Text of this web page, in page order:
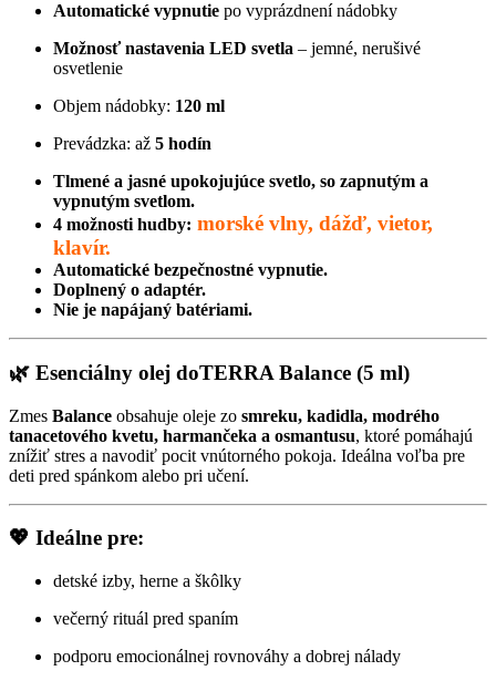
Automatické vypnutie po vyprázdnení nádobky
Možnosť nastavenia LED svetla – jemné, nerušivé
osvetlenie
Objem nádobky: 120 ml
Prevádzka: až 5 hodín
Tlmené a jasné upokojujúce svetlo, so zapnutým a
vypnutým svetlom.
4 možnosti hudby: morské vlny, dážď, vietor,
klavír.
Automatické bezpečnostné vypnutie.
Doplnený o adaptér.
Nie je napájaný batériami.
🌿 Esenciálny olej doTERRA Balance (5 ml)
Zmes Balance obsahuje oleje zo smreku, kadidla, modrého
tanacetového kvetu, harmančeka a osmantusu, ktoré pomáhajú
znížiť stres a navodiť pocit vnútorného pokoja. Ideálna voľba pre
deti pred spánkom alebo pri učení.
💖 Ideálne pre:
detské izby, herne a škôlky
večerný rituál pred spaním
podporu emocionálnej rovnováhy a dobrej nálady